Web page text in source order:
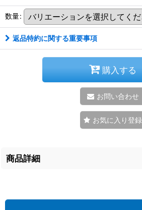
数量:
返品特約に関する重要事項
購入する
お問い合わせ
お気に入り登録
商品詳細